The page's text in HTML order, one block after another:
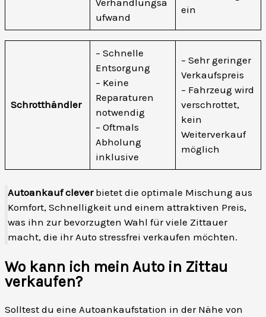
Verhandlungsa
ufwand
ein
Schrotthändler
– Schnelle
Entsorgung
– Keine
Reparaturen
notwendig
– Oftmals
Abholung
inklusive
– Sehr geringer
Verkaufspreis
– Fahrzeug wird
verschrottet,
kein
Weiterverkauf
möglich
Autoankauf cleverbietet die optimale Mischung aus
Komfort, Schnelligkeit und einem attraktiven Preis,
was ihn zur bevorzugten Wahl für viele Zittauer
macht, die ihr Auto stressfrei verkaufen möchten.
Wo kann ich mein Auto in Zittau
verkaufen?
Solltest du eine Autoankaufstation in der Nähe von